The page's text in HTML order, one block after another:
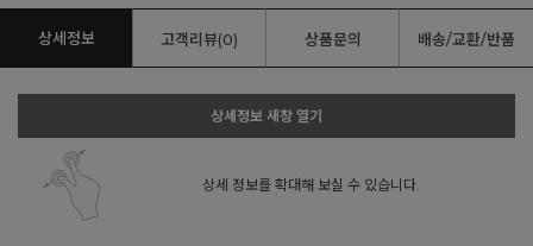
상세정보 고객리뷰(0) 상품문의 배송/교환/반품
상세정보 새창 열기
상세 정보를 확대해 보실 수 있습니다.